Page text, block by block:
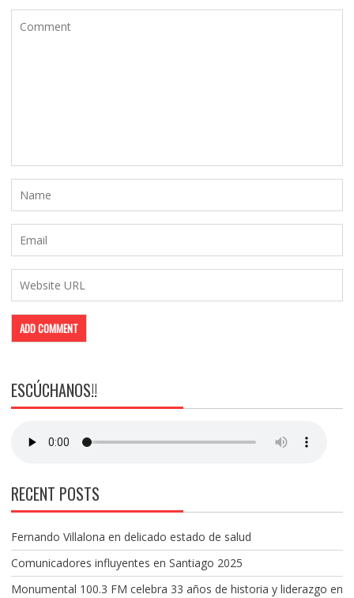
ESCÚCHANOS!!
RECENT POSTS
Fernando Villalona en delicado estado de salud
Comunicadores influyentes en Santiago 2025
Monumental 100.3 FM celebra 33 años de historia y liderazgo en